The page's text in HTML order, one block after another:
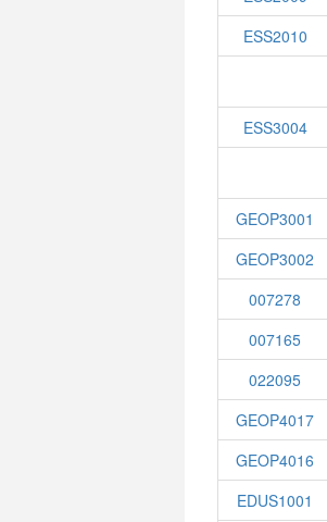
ESS2010
ESS3004
GEOP3001
GEOP3002
007278
007165
022095
GEOP4017
GEOP4016
EDUS1001